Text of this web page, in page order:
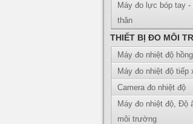
Máy đo lực bóp tay
thân
THIẾT BỊ ĐO MÔI
Máy đo nhiệt độ
Máy đo nhiệt độ tiếp
Camera đo nhiệt độ
Máy đo nhiệt độ, Độ
môi trường